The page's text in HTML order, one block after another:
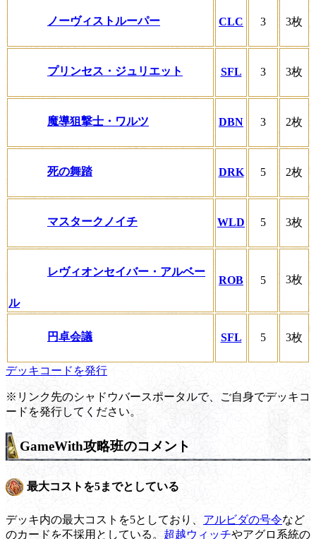
ノーヴィストルーパー CLC 3 3枚
プリンセス・ジュリエット SFL 3 3枚
魔導狙撃士・ワルツ DBN 3 2枚
死の舞踏 DRK 5 2枚
マスタークノイチ WLD 5 3枚
レヴィオンセイバー・アルベー
ル
ROB 5 3枚
円卓会議 SFL 5 3枚
デッキコードを発行
※リンク先のシャドウバースポータルで、ご自身でデッキコ
ードを発行してください。
GameWith攻略班のコメント
最大コストを5までとしている
デッキ内の最大コストを5としており、 アルビダの号令など
のカードを不採用としている。 超越ウィッチやアグロ系統の